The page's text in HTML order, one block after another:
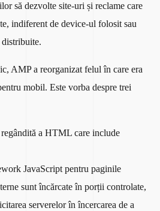
să dezvolte site-uri și reclame care
indiferent de device-ul folosit sau
distribuite.
AMP a reorganizat felul în care era
mobil. Este vorba despre trei
a HTML care include
JavaScript pentru paginile
sunt încărcate în porții controlate,
serverelor în încercarea de a